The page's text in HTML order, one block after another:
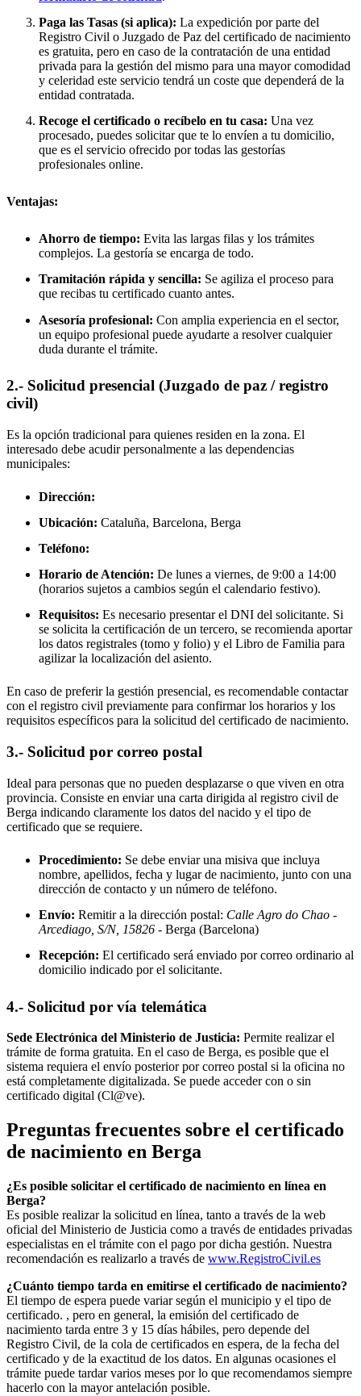
Paga las Tasas (si aplica): La expedición por parte del
Registro Civil o Juzgado de Paz del certificado de nacimiento
es gratuita, pero en caso de la contratación de una entidad
privada para la gestión del mismo para una mayor comodidad
y celeridad este servicio tendrá un coste que dependerá de la
entidad contratada.
Recoge el certificado o recíbelo en tu casa: Una vez
procesado, puedes solicitar que te lo envíen a tu domicilio,
que es el servicio ofrecido por todas las gestorías
profesionales online.
Ventajas:
Ahorro de tiempo: Evita las largas filas y los trámites
complejos. La gestoría se encarga de todo.
Tramitación rápida y sencilla: Se agiliza el proceso para
que recibas tu certificado cuanto antes.
Asesoría profesional: Con amplia experiencia en el sector,
un equipo profesional puede ayudarte a resolver cualquier
duda durante el trámite.
2.- Solicitud presencial (Juzgado de paz / registro
civil)
Es la opción tradicional para quienes residen en la zona. El
interesado debe acudir personalmente a las dependencias
municipales:
Dirección:
Ubicación: Cataluña, Barcelona, Berga
Teléfono:
Horario de Atención: De lunes a viernes, de 9:00 a 14:00
(horarios sujetos a cambios según el calendario festivo).
Requisitos: Es necesario presentar el DNI del solicitante. Si
se solicita la certificación de un tercero, se recomienda aportar
los datos registrales (tomo y folio) y el Libro de Familia para
agilizar la localización del asiento.
En caso de preferir la gestión presencial, es recomendable contactar
con el registro civil previamente para confirmar los horarios y los
requisitos específicos para la solicitud del certificado de nacimiento.
3.- Solicitud por correo postal
Ideal para personas que no pueden desplazarse o que viven en otra
provincia. Consiste en enviar una carta dirigida al registro civil de
Berga indicando claramente los datos del nacido y el tipo de
certificado que se requiere.
Procedimiento: Se debe enviar una misiva que incluya
nombre, apellidos, fecha y lugar de nacimiento, junto con una
dirección de contacto y un número de teléfono.
Envío: Remitir a la dirección postal: Calle Agro do Chao -
Arcediago, S/N, 15826 - Berga (Barcelona)
Recepción: El certificado será enviado por correo ordinario al
domicilio indicado por el solicitante.
4.- Solicitud por vía telemática
Sede Electrónica del Ministerio de Justicia: Permite realizar el
trámite de forma gratuita. En el caso de Berga, es posible que el
sistema requiera el envío posterior por correo postal si la oficina no
está completamente digitalizada. Se puede acceder con o sin
certificado digital (Cl@ve).
Preguntas frecuentes sobre el certificado
de nacimiento en Berga
¿Es posible solicitar el certificado de nacimiento en línea en
Berga?
Es posible realizar la solicitud en línea, tanto a través de la web
oficial del Ministerio de Justicia como a través de entidades privadas
especialistas en el trámite con el pago por dicha gestión. Nuestra
recomendación es realizarlo a través de www.RegistroCivil.es
¿Cuánto tiempo tarda en emitirse el certificado de nacimiento?
El tiempo de espera puede variar según el municipio y el tipo de
certificado. , pero en general, la emisión del certificado de
nacimiento tarda entre 3 y 15 días hábiles, pero depende del
Registro Civil, de la cola de certificados en espera, de la fecha del
certificado y de la exactitud de los datos. En algunas ocasiones el
trámite puede tardar varios meses por lo que recomendamos siempre
hacerlo con la mayor antelación posible.